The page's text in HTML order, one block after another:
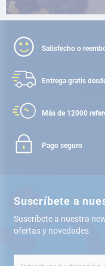
Satisfecho o
Entrega gratis
Más de 12000
Pago seguro
Suscríbete a
Suscríbete a nuestra
ofertas y novedades